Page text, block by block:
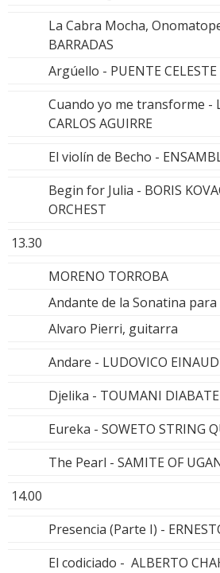
La Cabra Mocha,
BARRADAS
Argúello - PUENTE CELESTE
Cuando yo me transforme -
CARLOS AGUIRRE
El violín de Becho -
Begin for Julia - BORIS
ORCHEST
13.30
MORENO TORROBA
Andante de la Sonatina
Alvaro Pierri, guitarra
Andare - LUDOVICO
Djelika - TOUMANI DIABATE
Eureka - SOWETO STRING
The Pearl - SAMITE OF
14.00
Presencia (Parte I) -
El codiciado - ALBERTO